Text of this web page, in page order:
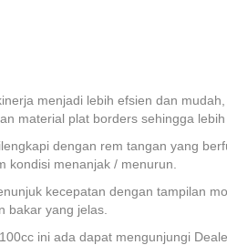
menjadi lebih efsien dan
material plat borders sehingga
dengan rem tangan yang
kondisi menanjak / menurun.
kecepatan dengan tampilan
bakar yang jelas.
ini ada dapat mengunjungi